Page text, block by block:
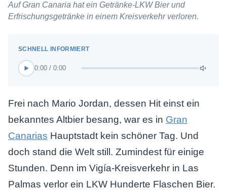
Auf Gran Canaria hat ein Getränke-LKW Bier und
Erfrischungsgetränke in einem Kreisverkehr verloren.
0:00 / 0:00
Frei nach Mario Jordan, dessen Hit einst ein
bekanntes Altbier besang, war es in Gran
Canarias Hauptstadt kein schöner Tag. Und
doch stand die Welt still. Zumindest für einige
Stunden. Denn im Vigía-Kreisverkehr in Las
Palmas verlor ein LKW Hunderte Flaschen Bier.